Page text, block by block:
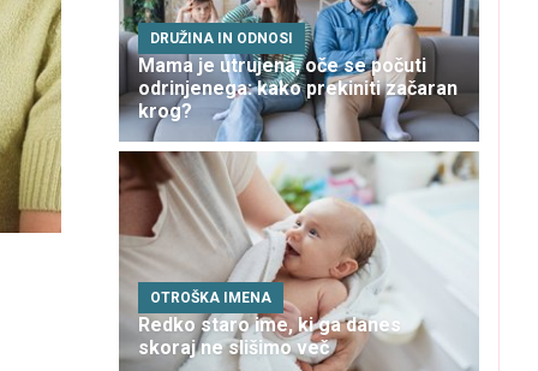
DRUŽINA IN ODNOSI
Mama je utrujena, oče se počuti
odrinjenega: kako prekiniti začaran
krog?
OTROŠKA IMENA
Redko staro ime, ki ga danes
skoraj ne slišimo več